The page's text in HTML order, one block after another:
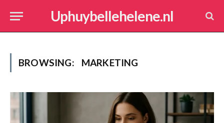
Uphuybellehelene.nl
BROWSING: MARKETING